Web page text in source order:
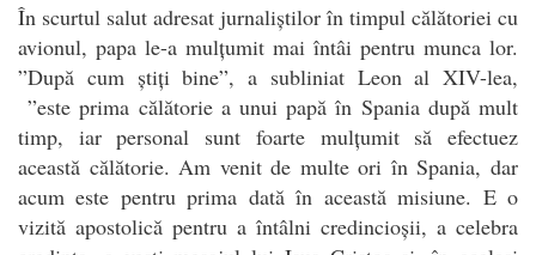
În scurtul salut adresat jurnaliștilor în timpul călătoriei cu
avionul, papa le-a mulțumit mai întâi pentru munca lor.
”După cum știți bine”, a subliniat Leon al XIV-lea,
”este prima călătorie a unui papă în Spania după mult
timp, iar personal sunt foarte mulțumit să efectuez
această călătorie. Am venit de multe ori în Spania, dar
acum este pentru prima dată în această misiune. E o
vizită apostolică pentru a întâlni credincioșii, a celebra